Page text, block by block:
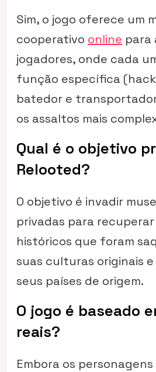
Sim, o jogo oferece um
cooperativo online para
jogadores, onde cada
função específica
batedor e
os assaltos mais
Qual é o objetivo
Relooted?
O objetivo é invadir
privadas para
históricos que foram
suas culturas originais
seus países de origem.
O jogo é baseado
reais?
Embora os